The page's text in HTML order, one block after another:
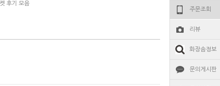
주문조회
리뷰
화장솜정보
문의게시판
후기 모음